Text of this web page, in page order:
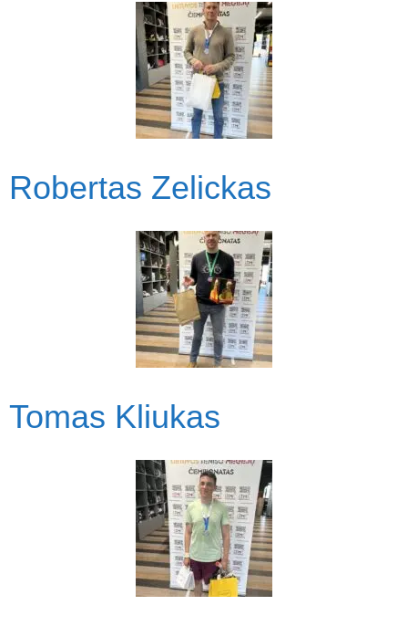
Robertas Zelickas
Tomas Kliukas